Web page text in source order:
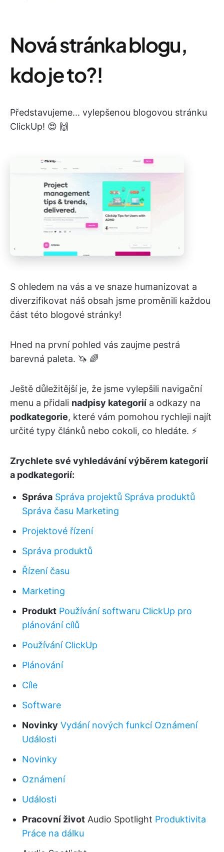
Nová stránka blogu,
kdo je to?!
Představujeme... vylepšenou blogovou stránku
ClickUp! 😍 🙌
S ohledem na vás a ve snaze humanizovat a
diverzifikovat náš obsah jsme proměnili každou
část této blogové stránky!
Hned na první pohled vás zaujme pestrá
barevná paleta. 🦄 🌈
Ještě důležitější je, že jsme vylepšili navigační
menu a přidali nadpisy kategorií a odkazy na
podkategorie, které vám pomohou rychleji najít
určité typy článků nebo cokoli, co hledáte. ⚡️
Zrychlete své vyhledávání výběrem kategorií
a podkategorií:
Správa Správa projektů Správa produktů
Správa času Marketing
Projektové řízení
Správa produktů
Řízení času
Marketing
Produkt Používání softwaru ClickUp pro
plánování cílů
Používání ClickUp
Plánování
Cíle
Software
Novinky Vydání nových funkcí Oznámení
Události
Novinky
Oznámení
Události
Pracovní život Audio Spotlight Produktivita
Práce na dálku